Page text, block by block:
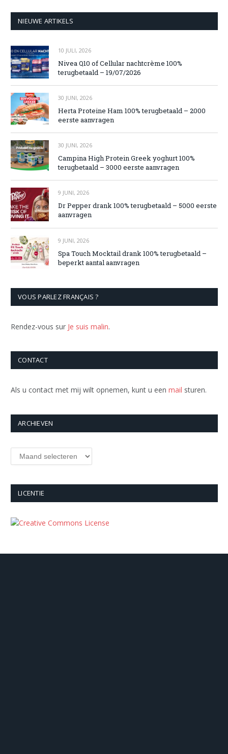
NIEUWE ARTIKELS
10 JULI, 2026
Nivea Q10 of Cellular nachtcrème 100%
terugbetaald – 19/07/2026
30 JUNI, 2026
Herta Proteine Ham 100% terugbetaald – 2000
eerste aanvragen
30 JUNI, 2026
Campina High Protein Greek yoghurt 100%
terugbetaald – 3000 eerste aanvragen
9 JUNI, 2026
Dr Pepper drank 100% terugbetaald – 5000 eerste
aanvragen
9 JUNI, 2026
Spa Touch Mocktail drank 100% terugbetaald –
beperkt aantal aanvragen
VOUS PARLEZ FRANÇAIS ?
Rendez-vous sur Je suis malin.
CONTACT
Als u contact met mij wilt opnemen, kunt u een mail sturen.
ARCHIEVEN
Archieven
LICENTIE